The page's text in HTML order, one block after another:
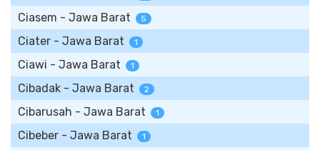
Ciasem - Jawa Barat 5
Ciater - Jawa Barat 1
Ciawi - Jawa Barat 1
Cibadak - Jawa Barat 2
Cibarusah - Jawa Barat 1
Cibeber - Jawa Barat 1